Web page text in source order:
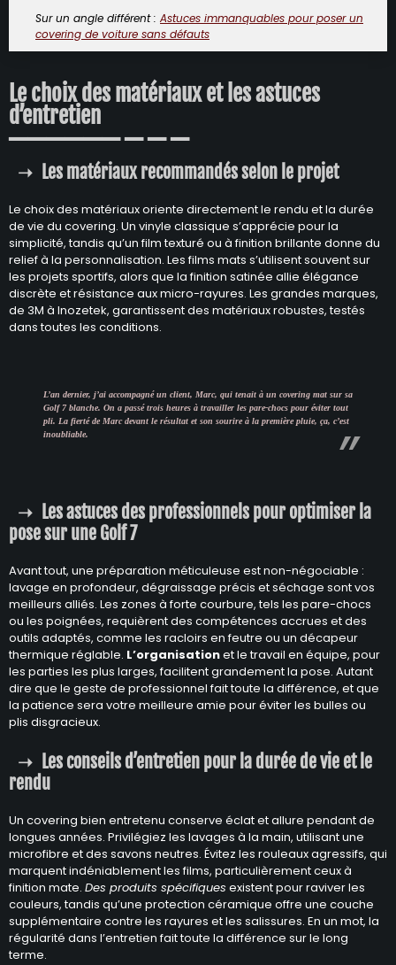
Sur un angle différent : Astuces immanquables pour poser un
covering de voiture sans défauts
Le choix des matériaux et les astuces
d’entretien
Les matériaux recommandés selon le projet
Le choix des matériaux oriente directement le rendu et la durée
de vie du covering. Un vinyle classique s’apprécie pour la
simplicité, tandis qu’un film texturé ou à finition brillante donne du
relief à la personnalisation. Les films mats s’utilisent souvent sur
les projets sportifs, alors que la finition satinée allie élégance
discrète et résistance aux micro-rayures. Les grandes marques,
de 3M à Inozetek, garantissent des matériaux robustes, testés
dans toutes les conditions.
L’an dernier, j’ai accompagné un client, Marc, qui tenait à un covering mat sur sa
Golf 7 blanche. On a passé trois heures à travailler les pare-chocs pour éviter tout
pli. La fierté de Marc devant le résultat et son sourire à la première pluie, ça, c’est
inoubliable.
Les astuces des professionnels pour optimiser la
pose sur une Golf 7
Avant tout, une préparation méticuleuse est non-négociable :
lavage en profondeur, dégraissage précis et séchage sont vos
meilleurs alliés. Les zones à forte courbure, tels les pare-chocs
ou les poignées, requièrent des compétences accrues et des
outils adaptés, comme les racloirs en feutre ou un décapeur
thermique réglable. L’organisationet le travail en équipe, pour
les parties les plus larges, facilitent grandement la pose. Autant
dire que le geste de professionnel fait toute la différence, et que
la patience sera votre meilleure amie pour éviter les bulles ou
plis disgracieux.
Les conseils d’entretien pour la durée de vie et le
rendu
Un covering bien entretenu conserve éclat et allure pendant de
longues années. Privilégiez les lavages à la main, utilisant une
microfibre et des savons neutres. Évitez les rouleaux agressifs, qui
marquent indéniablement les films, particulièrement ceux à
finition mate. Des produits spécifiques existent pour raviver les
couleurs, tandis qu’une protection céramique offre une couche
supplémentaire contre les rayures et les salissures. En un mot, la
régularité dans l’entretien fait toute la différence sur le long
terme.